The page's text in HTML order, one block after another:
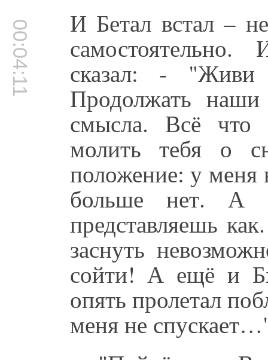
00:04:11 И Бетал встал –
сказал: -
Продолжать
смысла. Всё что
молить тебя о
положение: у меня
больше нет. А
представляешь
заснуть
сойти! А ещё и
опять пролетал
меня не